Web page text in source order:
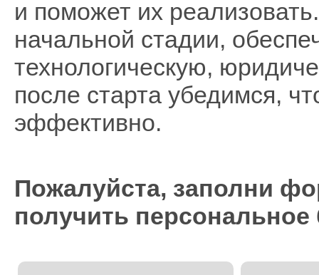
и поможет их
начальной стадии,
технологическую,
после старта убедимся,
эффективно.
Пожалуйста, заполни
получить